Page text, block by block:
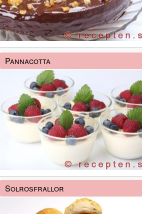
Pannacotta
Solrosfrallor